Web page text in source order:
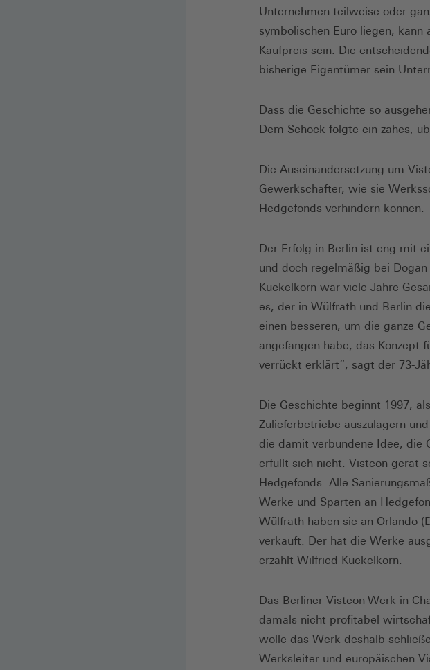
Unternehmen teilweise oder
symbolischen Euro liegen, kann
Kaufpreis sein. Die
bisherige Eigentümer sein
Dass die Geschichte so
Dem Schock folgte ein zähes,
Die Auseinandersetzung um
Gewerkschafter, wie sie
Hedgefonds verhindern können.
Der Erfolg in Berlin ist eng mit
und doch regelmäßig bei
Kuckelkorn war viele Jahre
es, der in Wülfrath und Berlin
einen besseren, um die ganze
angefangen habe, das Konzept
verrückt erklärt“, sagt der 73-
Die Geschichte beginnt 1997,
Zulieferbetriebe auszulagern
die damit verbundene Idee, die
erfüllt sich nicht. Visteon gerät
Hedgefonds. Alle
Werke und Sparten an
Wülfrath haben sie an Orlando
verkauft. Der hat die Werke
erzählt Wilfried Kuckelkorn.
Das Berliner Visteon-Werk in
damals nicht profitabel
wolle das Werk deshalb
Werksleiter und europäischen